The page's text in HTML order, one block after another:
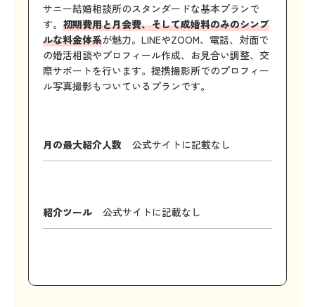
サニー結婚相談所のスタンダードな基本プランで
す。 初期費用と月会費、そして成婚料のみのシンプ
ルな料金体系が魅力。LINEやZOOM、電話、対面で
の婚活相談やプロフィール作成、お見合い調整、交
際サポートを行います。提携撮影所でのプロフィー
ル写真撮影もついているプランです。
月の最大紹介人数 公式サイトに記載なし
紹介ツール 公式サイトに記載なし